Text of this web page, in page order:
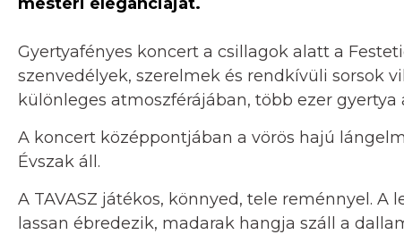
Gyertyafényes koncert a csillagok alatt a
szenvedélyek, szerelmek és rendkívüli sorsok
különleges atmoszférájában, több ezer gyertya
A koncert középpontjában a vörös hajú
Évszak áll.
A TAVASZ játékos, könnyed, tele reménnyel.
lassan ébredezik, madarak hangja száll a